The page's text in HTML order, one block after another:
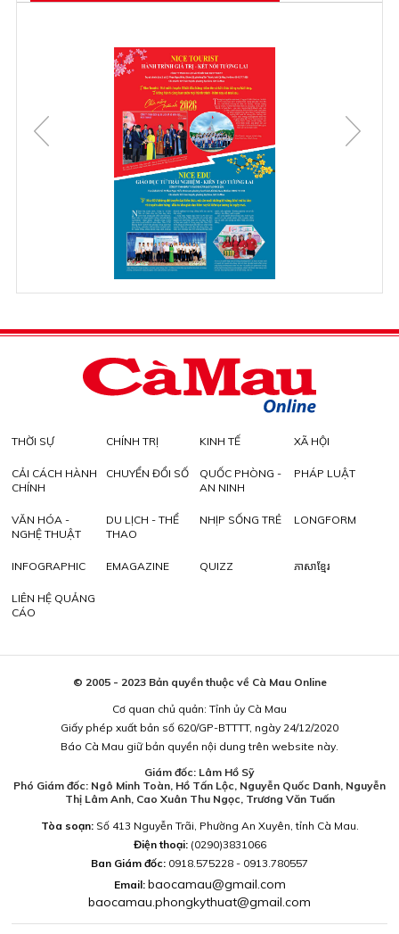
THỜI SỰ CHÍNH TRỊ KINH TẾ XÃ HỘI
CẢI CÁCH HÀNH
CHÍNH
CHUYỂN ĐỔI SỐ
QUỐC PHÒNG -
AN NINH
PHÁP LUẬT
VĂN HÓA -
NGHỆ THUẬT
DU LỊCH - THỂ
THAO
NHỊP SỐNG TRẺ LONGFORM
INFOGRAPHIC EMAGAZINE QUIZZ ភាសាខ្មែរ
LIÊN HỆ QUẢNG
CÁO
© 2005 - 2023 Bản quyền thuộc về Cà Mau Online
Cơ quan chủ quản: Tỉnh ủy Cà Mau
Giấy phép xuất bản số 620/GP-BTTTT, ngày 24/12/2020
Báo Cà Mau giữ bản quyền nội dung trên website này.
Giám đốc: Lâm Hồ Sỹ
Phó Giám đốc: Ngô Minh Toàn, Hồ Tấn Lộc, Nguyễn Quốc Danh, Nguyễn
Thị Lâm Anh, Cao Xuân Thu Ngọc, Trương Văn Tuấn
Tòa soạn:Số 413 Nguyễn Trãi, Phường An Xuyên, tỉnh Cà Mau.
Điện thoại: (0290)3831066
Ban Giám đốc: 0918.575228 - 0913.780557
Email: baocamau@gmail.com
baocamau.phongkythuat@gmail.com